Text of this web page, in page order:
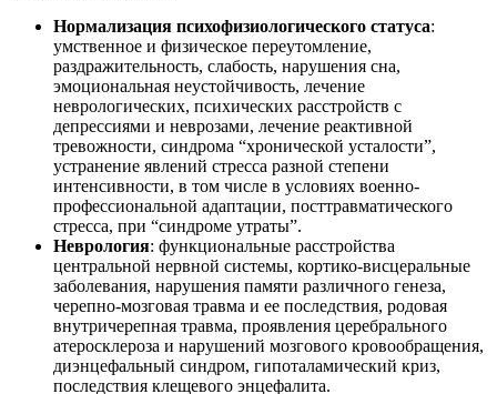
Нормализация психофизиологического статуса:
умственное и физическое переутомление,
раздражительность, слабость, нарушения сна,
эмоциональная неустойчивость, лечение
неврологических, психических расстройств с
депрессиями и неврозами, лечение реактивной
тревожности, синдрома “хронической усталости”,
устранение явлений стресса разной степени
интенсивности, в том числе в условиях военно-
профессиональной адаптации, посттравматического
стресса, при “синдроме утраты”.
Неврология: функциональные расстройства
центральной нервной системы, кортико-висцеральные
заболевания, нарушения памяти различного генеза,
черепно-мозговая травма и ее последствия, родовая
внутричерепная травма, проявления церебрального
атеросклероза и нарушений мозгового кровообращения,
диэнцефальный синдром, гипоталамический криз,
последствия клещевого энцефалита.